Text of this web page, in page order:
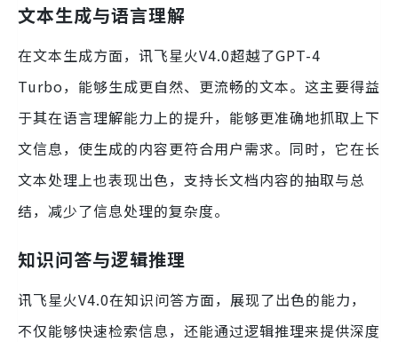
文本生成与语言理解
在文本生成方面，讯飞星火V4.0超越了GPT-4
Turbo，能够生成更自然、更流畅的文本。这主要得益
于其在语言理解能力上的提升，能够更准确地抓取上下
文信息，使生成的内容更符合用户需求。同时，它在长
文本处理上也表现出色，支持长文档内容的抽取与总
结，减少了信息处理的复杂度。
知识问答与逻辑推理
讯飞星火V4.0在知识问答方面，展现了出色的能力，
不仅能够快速检索信息，还能通过逻辑推理来提供深度